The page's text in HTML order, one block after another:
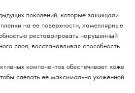
поколений, которые защищали
на ее поверхности, ламеллярные
реставрировать нарушенный
слоя, восстанавливая способность
компонентов обеспечивает коже
сделать ее максимально ухоженной